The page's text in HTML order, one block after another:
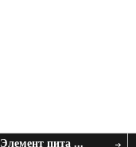
Элемент пита ...